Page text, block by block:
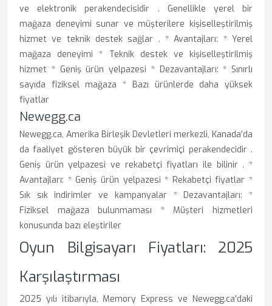
ve elektronik perakendecisidir . Genellikle yerel bir
mağaza deneyimi sunar ve müşterilere kişiselleştirilmiş
hizmet ve teknik destek sağlar . * Avantajları: * Yerel
mağaza deneyimi * Teknik destek ve kişiselleştirilmiş
hizmet * Geniş ürün yelpazesi * Dezavantajları: * Sınırlı
sayıda fiziksel mağaza * Bazı ürünlerde daha yüksek
fiyatlar
Newegg.ca
Newegg.ca, Amerika Birleşik Devletleri merkezli, Kanada'da
da faaliyet gösteren büyük bir çevrimiçi perakendecidir .
Geniş ürün yelpazesi ve rekabetçi fiyatları ile bilinir . *
Avantajları: * Geniş ürün yelpazesi * Rekabetçi fiyatlar *
Sık sık indirimler ve kampanyalar * Dezavantajları: *
Fiziksel mağaza bulunmaması * Müşteri hizmetleri
konusunda bazı eleştiriler
Oyun Bilgisayarı Fiyatları: 2025
Karşılaştırması
2025 yılı itibarıyla, Memory Express ve Newegg.ca'daki